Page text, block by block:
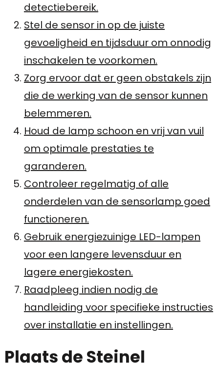
detectiebereik.
Stel de sensor in op de juiste
gevoeligheid en tijdsduur om onnodig
inschakelen te voorkomen.
Zorg ervoor dat er geen obstakels zijn
die de werking van de sensor kunnen
belemmeren.
Houd de lamp schoon en vrij van vuil
om optimale prestaties te
garanderen.
Controleer regelmatig of alle
onderdelen van de sensorlamp goed
functioneren.
Gebruik energiezuinige LED-lampen
voor een langere levensduur en
lagere energiekosten.
Raadpleeg indien nodig de
handleiding voor specifieke instructies
over installatie en instellingen.
Plaats de Steinel